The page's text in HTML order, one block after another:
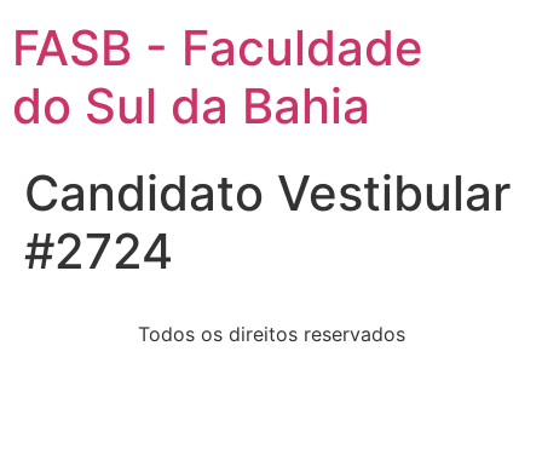
FASB - Faculdade
do Sul da Bahia
Candidato Vestibular
#2724
Todos os direitos reservados